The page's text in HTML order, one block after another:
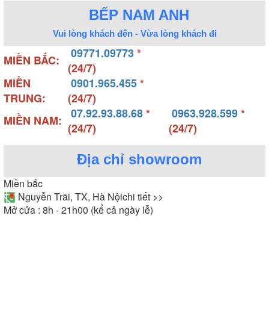
BẾP NAM ANH
Vui lòng khách đến - Vừa lòng khách đi
MIỀN BẮC: 09771.09773*
(24/7)
MIỀN
TRUNG:
0901.965.455*
(24/7)
MIỀN NAM:
07.92.93.88.68*
(24/7)
0963.928.599*
(24/7)
Địa chỉ showroom
Miền bắc
Nguyễn Trãi, TX, Hà Nộichi tiết >>
Mở cửa : 8h - 21h00 (kể cả ngày lễ)